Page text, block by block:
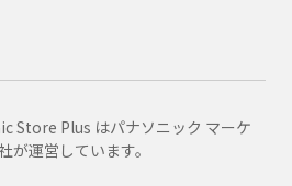
Store Plus はパナソニック マーケ
が運営しています。